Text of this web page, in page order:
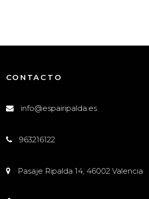
CONTACTO
info@espairipalda.es
963216122
Pasaje Ripalda 14, 46002 Valencia